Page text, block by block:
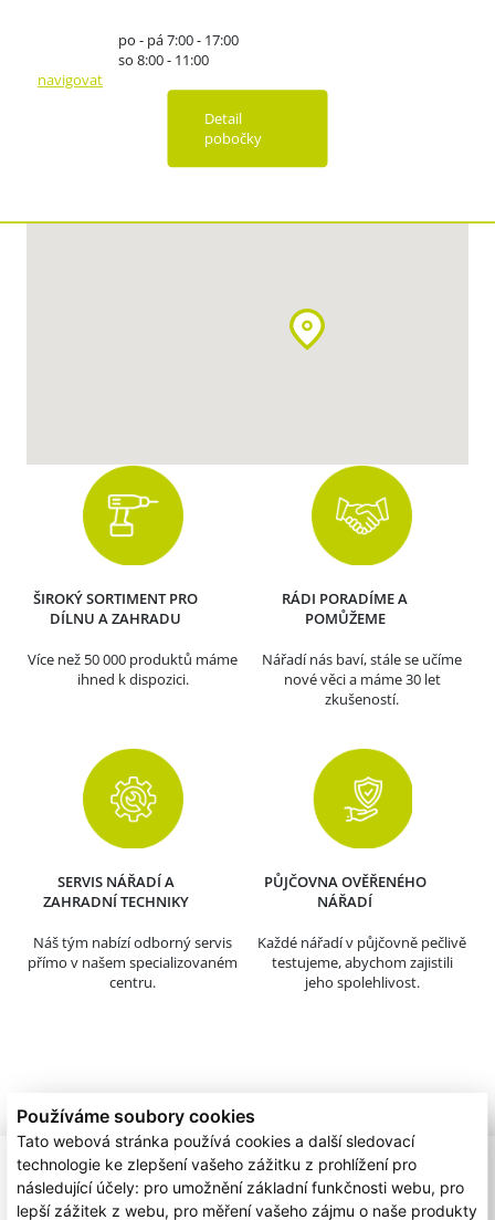
Používáme soubory cookies
Tato webová stránka používá cookies a další sledovací
technologie ke zlepšení vašeho zážitku z prohlížení pro
následující účely: pro umožnění základní funkčnosti webu, pro
lepší zážitek z webu, pro měření vašeho zájmu o naše produkty
po - pá 7:00 - 17:00
so 8:00 - 11:00
navigovat
Detail
pobočky
ŠIROKÝ SORTIMENT PRO
DÍLNU A ZAHRADU
Více než 50 000 produktů máme
ihned k dispozici.
RÁDI PORADÍME A
POMŮŽEME
Nářadí nás baví, stále se učíme
nové věci a máme 30 let
zkušeností.
SERVIS NÁŘADÍ A
ZAHRADNÍ TECHNIKY
Náš tým nabízí odborný servis
přímo v našem specializovaném
centru.
PŮJČOVNA OVĚŘENÉHO
NÁŘADÍ
Každé nářadí v půjčovně pečlivě
testujeme, abychom zajistili
jeho spolehlivost.